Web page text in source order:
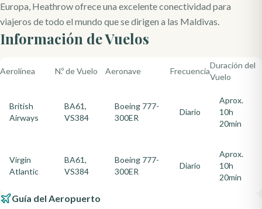
Europa, Heathrow ofrece una excelente conectividad para
viajeros de todo el mundo que se dirigen a las Maldivas.
Información de Vuelos
Aerolínea N.º de Vuelo Aeronave Frecuencia
Duración del
Vuelo
British
Airways
BA61,
VS384
Boeing 777-
300ER
Diario
Aprox.
10h
20min
Virgin
Atlantic
BA61,
VS384
Boeing 777-
300ER
Diario
Aprox.
10h
20min
Guía del Aeropuerto